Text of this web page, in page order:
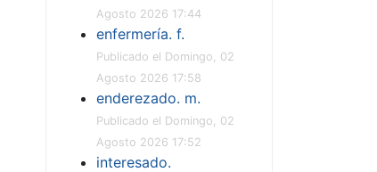
Agosto 2026 17:44
enfermería. f.
Publicado el Domingo, 02
Agosto 2026 17:58
enderezado. m.
Publicado el Domingo, 02
Agosto 2026 17:52
interesado.